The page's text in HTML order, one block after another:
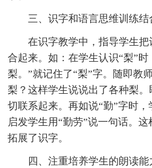
三、识字和语言思维训练结
在识字教学中，指导学生
合起来。如：在学生认识“梨”
梨。”就记住了“梨”字。随即教
梨？这样学生说说出了各种梨
切联系起来。再如说“勤”字时
启发学生用“勤劳”说一句话。
拓展了识字。
四、注重培养学生的朗读能